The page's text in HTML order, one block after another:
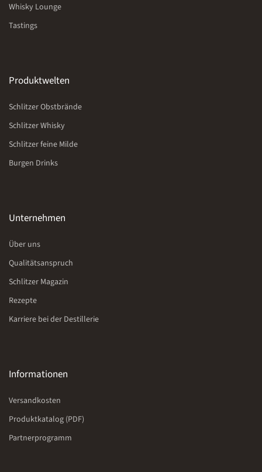
Whisky Lounge
Tastings
Produktwelten
Schlitzer Obstbrände
Schlitzer Whisky
Schlitzer feine Milde
Burgen Drinks
Unternehmen
Über uns
Qualitätsanspruch
Schlitzer Magazin
Rezepte
Karriere bei der Destillerie
Informationen
Versandkosten
Produktkatalog (PDF)
Partnerprogramm